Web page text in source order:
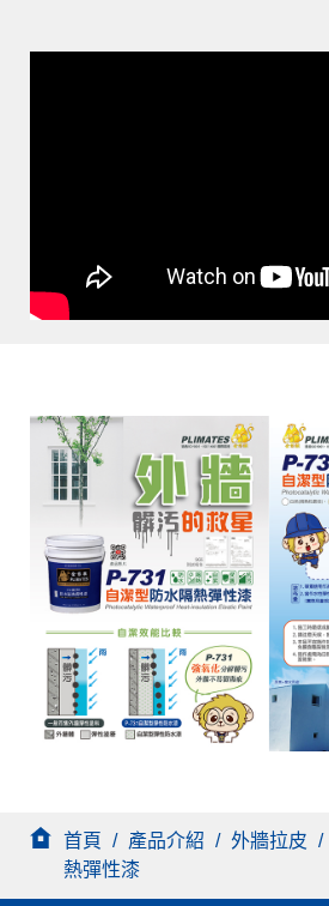
首頁 / 產品介紹 / 外牆拉皮 /
熱彈性漆